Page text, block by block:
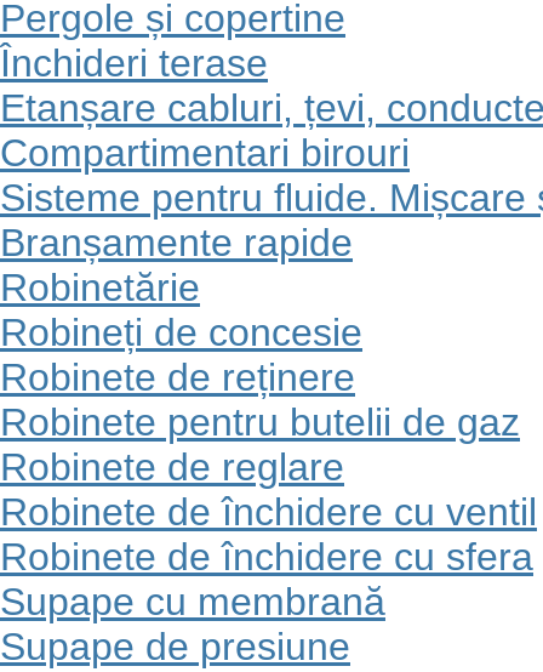
Pergole și copertine
Închideri terase
Etanșare cabluri, țevi,
Compartimentari birouri
Sisteme pentru fluide. Mișcare
Branșamente rapide
Robinetărie
Robineți de concesie
Robinete de reținere
Robinete pentru butelii de gaz
Robinete de reglare
Robinete de închidere cu ventil
Robinete de închidere cu sfera
Supape cu membrană
Supape de presiune